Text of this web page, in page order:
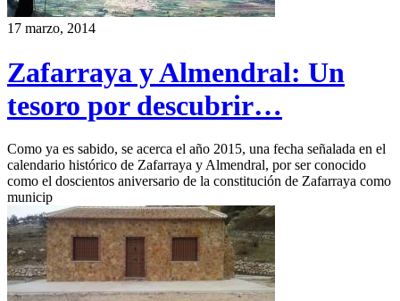
17 marzo, 2014
Zafarraya y Almendral: Un
tesoro por descubrir…
Como ya es sabido, se acerca el año 2015, una fecha señalada en el
calendario histórico de Zafarraya y Almendral, por ser conocido
como el doscientos aniversario de la constitución de Zafarraya como
municip